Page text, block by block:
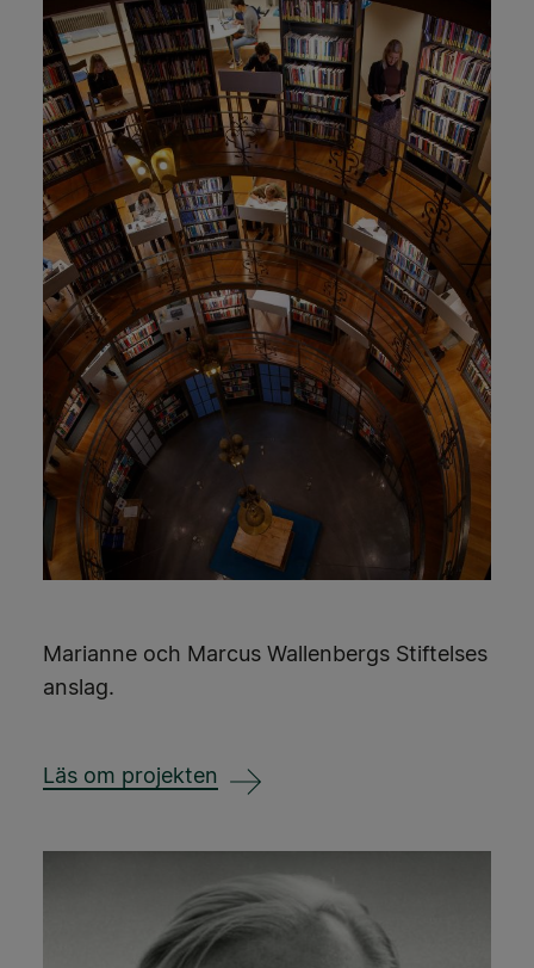
Marianne och Marcus Wallenbergs Stiftelses
anslag.
Läs om projekten